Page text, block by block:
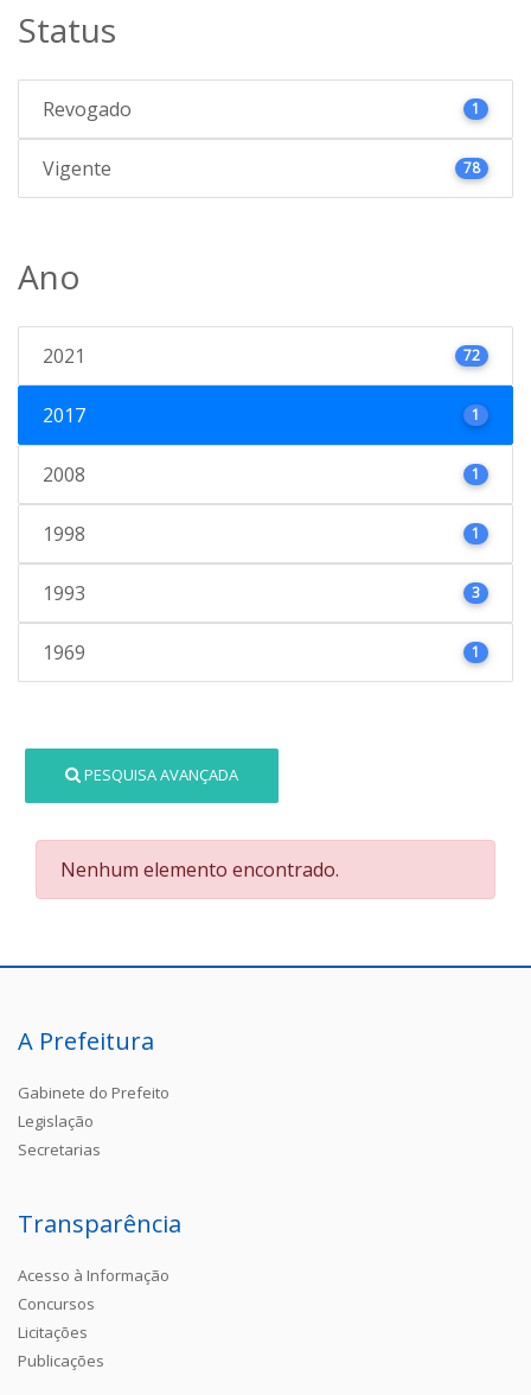
Status
Revogado 1
Vigente 78
Ano
2021 72
2017 1
2008 1
1998 1
1993 3
1969 1
PESQUISA AVANÇADA
Nenhum elemento encontrado.
A Prefeitura
Gabinete do Prefeito
Legislação
Secretarias
Transparência
Acesso à Informação
Concursos
Licitações
Publicações